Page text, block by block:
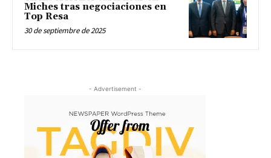
Miches tras negociaciones en
Top Resa
30 de septiembre de 2025
- Advertisement -